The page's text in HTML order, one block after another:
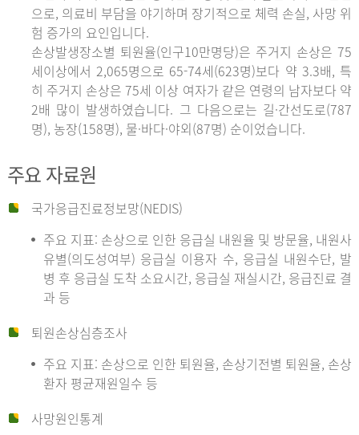
으로, 의료비 부담을 야기하며 장기적으로 체력 손실, 사망 위
험 증가의 요인입니다.
손상발생장소별 퇴원율(인구10만명당)은 주거지 손상은 75
세이상에서 2,065명으로 65-74세(623명)보다 약 3.3배, 특
히 주거지 손상은 75세 이상 여자가 같은 연령의 남자보다 약
2배 많이 발생하였습니다. 그 다음으로는 길·간선도로(787
명), 농장(158명), 물·바다·야외(87명) 순이었습니다.
주요 자료원
국가응급진료정보망(NEDIS)
주요 지표: 손상으로 인한 응급실 내원율 및 방문율, 내원사
유별(의도성여부) 응급실 이용자 수, 응급실 내원수단, 발
병 후 응급실 도착 소요시간, 응급실 재실시간, 응급진료 결
과 등
퇴원손상심층조사
주요 지표: 손상으로 인한 퇴원율, 손상기전별 퇴원율, 손상
환자 평균재원일수 등
사망원인통계